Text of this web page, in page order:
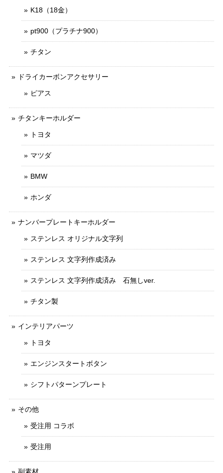
K18（18金）
pt900（プラチナ900）
チタン
ドライカーボンアクセサリー
ピアス
チタンキーホルダー
トヨタ
マツダ
BMW
ホンダ
ナンバープレートキーホルダー
ステンレス オリジナル文字列
ステンレス 文字列作成済み
ステンレス 文字列作成済み 石無しver.
チタン製
インテリアパーツ
トヨタ
エンジンスタートボタン
シフトパターンプレート
その他
受注用 コラボ
受注用